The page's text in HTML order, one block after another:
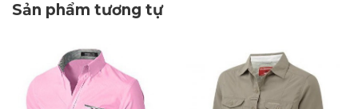
Sản phẩm tương tự